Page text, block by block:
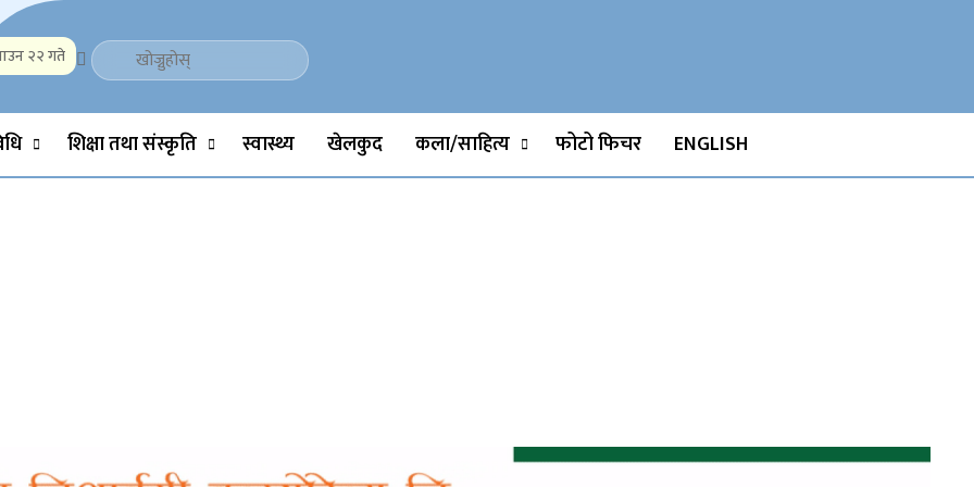
Science, Technology, Social, Media, Sports, Youth, Model Watch, Movies
२२ गते
शिक्षा तथा संस्कृति स्वास्थ्य खेलकुद कला/साहित्य फोटो फिचर ENGLISH